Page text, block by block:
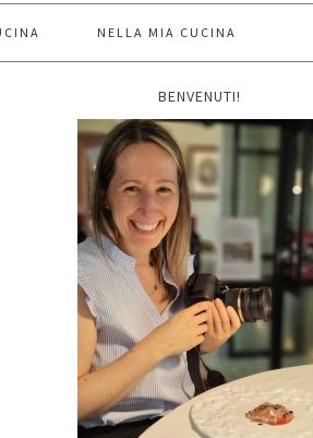
NELLA MIA CUCINA
BENVENUTI!